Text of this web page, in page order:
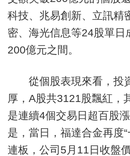
科技、兆易創新、立訊精
密、海光信息等24股單
200億元之間。
從個股表現來看，投
厚，A股共3121股飄紅，
是連續4個交易日超百股
是，當日，福達合金再度
連板，公司5月11日收盤